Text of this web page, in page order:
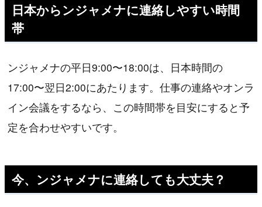
日本からンジャメナに連絡しやすい時間
帯
ンジャメナの平日9:00〜18:00は、日本時間の
17:00〜翌日2:00にあたります。仕事の連絡やオンラ
イン会議をするなら、この時間帯を目安にすると予
定を合わせやすいです。
今、ンジャメナに連絡しても大丈夫？